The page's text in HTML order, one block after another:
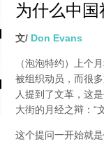
为什么中国
文/ Don Evans
（泡泡特约）
上个
被组织动员，而很
人提到了文革，这
大街的月经之辩：“
这个提问一开始就